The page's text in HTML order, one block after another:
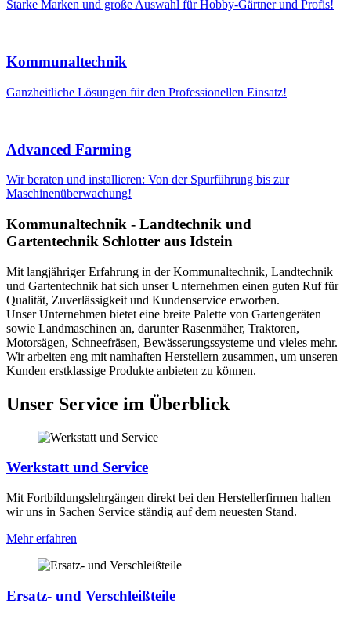
Starke Marken und große Auswahl für Hobby-Gärtner und Profis!
Kommunaltechnik
Ganzheitliche Lösungen für den Professionellen Einsatz!
Advanced Farming
Wir beraten und installieren: Von der Spurführung bis zur
Maschinenüberwachung!
Kommunaltechnik - Landtechnik und
Gartentechnik Schlotter aus Idstein
Mit langjähriger Erfahrung in der Kommunaltechnik, Landtechnik
und Gartentechnik hat sich unser Unternehmen einen guten Ruf für
Qualität, Zuverlässigkeit und Kundenservice erworben.
Unser Unternehmen bietet eine breite Palette von Gartengeräten
sowie Landmaschinen an, darunter Rasenmäher, Traktoren,
Motorsägen, Schneefräsen, Bewässerungssysteme und vieles mehr.
Wir arbeiten eng mit namhaften Herstellern zusammen, um unseren
Kunden erstklassige Produkte anbieten zu können.
Unser Service im Überblick
Werkstatt und Service
Mit Fortbildungslehrgängen direkt bei den Herstellerfirmen halten
wir uns in Sachen Service ständig auf dem neuesten Stand.
Mehr erfahren
Ersatz- und Verschleißteile